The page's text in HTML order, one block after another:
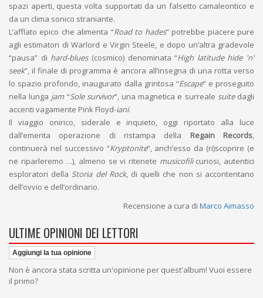
spazi aperti, questa volta supportati da un falsetto camaleontico e
da un clima sonico straniante.
L’afflato epico che alimenta “Road to hades” potrebbe piacere pure
agli estimatori di Warlord e Virgin Steele, e dopo un’altra gradevole
“pausa” di hard-blues(cosmico) denominata “High latitude hide 'n'
seek”, il finale di programma è ancora all’insegna di una rotta verso
lo spazio profondo, inaugurato dalla grintosa “Escape” e proseguito
nella lunga jam“Sole survivor”, una magnetica e surreale suitedagli
accenti vagamente Pink Floyd-iani.
Il viaggio onirico, siderale e inquieto, oggi riportato alla luce
dall’emerita operazione di ristampa della Regain Records,
continuerà nel successivo “Kryptonite”, anch’esso da (ri)scoprire (e
ne riparleremo …), almeno se vi ritenete musicofilicuriosi, autentici
esploratori della Storia del Rock, di quelli che non si accontentano
dell’ovvio e dell’ordinario.
Recensione a cura di Marco Aimasso
ULTIME OPINIONI DEI LETTORI
Aggiungi la tua opinione
Non è ancora stata scritta un'opinione per quest'album! Vuoi essere
il primo?